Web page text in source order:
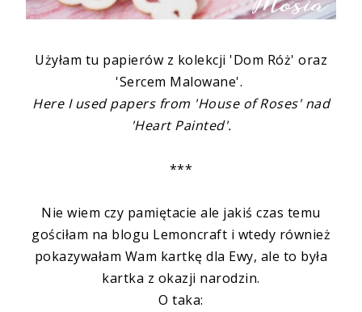
Użyłam tu papierów z kolekcji 'Dom Róż' oraz
'Sercem Malowane'.
Here I used papers from 'House of Roses' nad
'Heart Painted'.
***
Nie wiem czy pamiętacie ale jakiś czas temu
gościłam na blogu Lemoncraft i wtedy również
pokazywałam Wam kartkę dla Ewy, ale to była
kartka z okazji narodzin.
O taka: